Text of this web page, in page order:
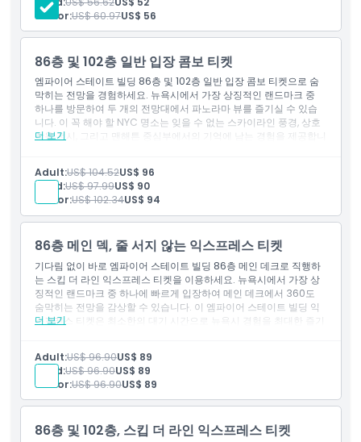
운영 시간
알아야 할 사항
위치
가는 방법
교환 방법
취소 정책
Senior:US$ 60.97US$ 56
86층 및 102층 일반 입장 콤보 티켓
엠파이어 스테이트 빌딩 86층 및 102층 일반 입장 콤보 티켓으로 숨
막히는 전망을 경험하세요. 뉴욕시에서 가장 상징적인 랜드마크 중
하나를 방문하여 두 개의 전망대에서 파노라마 뷰를 즐기실 수 있습
니다. 이 꼭 해야 할 NYC 명소는 잊을 수 없는 스카이라인 풍경, 상호
작용 전시, 그리고 맨해튼 중심부에서의 기억에 남는 경험을 제공합니
더 보기
Adult:US$ 104.52US$ 96
Child:US$ 97.99US$ 90
Senior:US$ 102.34US$ 94
86층 메인 덱, 줄 서지 않는 익스프레스 티켓
기다림 없이 바로 엠파이어 스테이트 빌딩 86층 메인 데크로 직행하
는 스킵 더 라인 익스프레스 티켓을 이용하세요. 뉴욕시에서 가장 상
징적인 랜드마크 중 하나에 빠르게 입장하여 메인 데크에서 360도
숨막히는 전망을 감상할 수 있습니다. 이 엠파이어 스테이트 빌딩 익
스프레스 티켓은 최소한의 대기 시간으로 뉴욕시 경험을 최대한 즐기
더 보기
Adult:US$ 96.90US$ 89
Child:US$ 96.90US$ 89
Senior:US$ 96.90US$ 89
86층 및 102층, 스킵 더 라인 익스프레스 티켓